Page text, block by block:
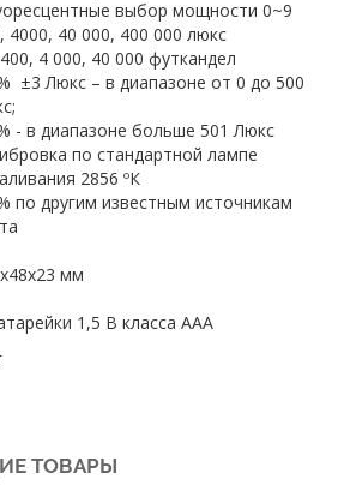
выбор мощности 0~9
4000, 40 000, 400 000 люкс
4 000, 40 000 футкандел
±3 Люкс – в диапазоне от 0 до 500
- в диапазоне больше 501 Люкс
по стандартной лампе
2856 ºК
по другим известным источникам
мм
1,5 В класса ААА
ТОВАРЫ